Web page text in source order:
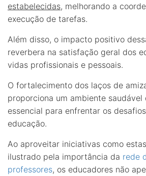
estabelecidas, melhorando a
execução de tarefas.
Além disso, o impacto positivo
reverbera na satisfação geral dos
vidas profissionais e pessoais.
O fortalecimento dos laços de
proporciona um ambiente saudável
essencial para enfrentar os
educação.
Ao aproveitar iniciativas como
ilustrado pela importância da rede
professores, os educadores não